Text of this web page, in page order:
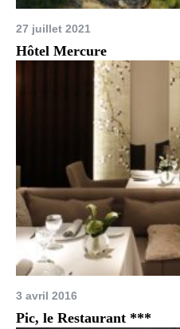
27 juillet 2021
Hôtel Mercure
3 avril 2016
Pic, le Restaurant ***